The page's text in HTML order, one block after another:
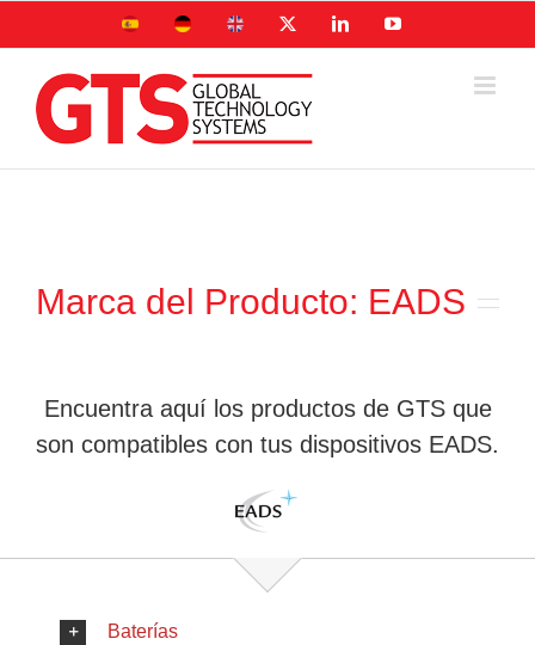
to
content
Sitio
DeutscheUK
LinkedInYouTube
Marca del Producto: EADS
Encuentra aquí los productos de GTS que
son compatibles con tus dispositivos EADS.
Baterías